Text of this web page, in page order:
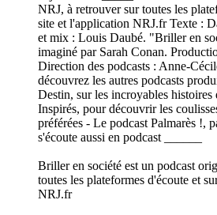
NRJ, à retrouver sur toutes les
site et l'application NRJ.fr Texte :
et mix : Louis Daubé. "Briller en
imaginé par Sarah Conan.
Direction des podcasts : Anne-
découvrez les autres podcasts
Destin, sur les incroyables
Inspirés, pour découvrir les
préférées - Le podcast Palmarès !,
s'écoute aussi en podcast ______
Briller en société est un podcast
toutes les plateformes d'écoute et
NRJ.fr